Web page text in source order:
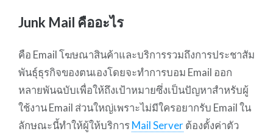
Junk Mail คืออะไร
คือ Email โฆษณาสินค้าและบริการรวมถึงการประชาสัม
พันธุ์ธุรกิจของตนเองโดยจะทำการบอม Email ออก
หลายพันฉบับเพื่อให้ถึงเป้าหมายซึ่งเป็นปัญหาสำหรับผู้
ใช้งาน Email ส่วนใหญ่เพราะไม่มีใครอยากรับ Email ใน
ลักษณะนี้ทำให้ผู้ให้บริการMail Serverต้องตั้งค่าตัว